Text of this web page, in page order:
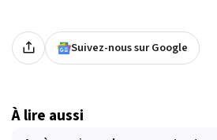
Suivez-nous sur Google
À lire aussi